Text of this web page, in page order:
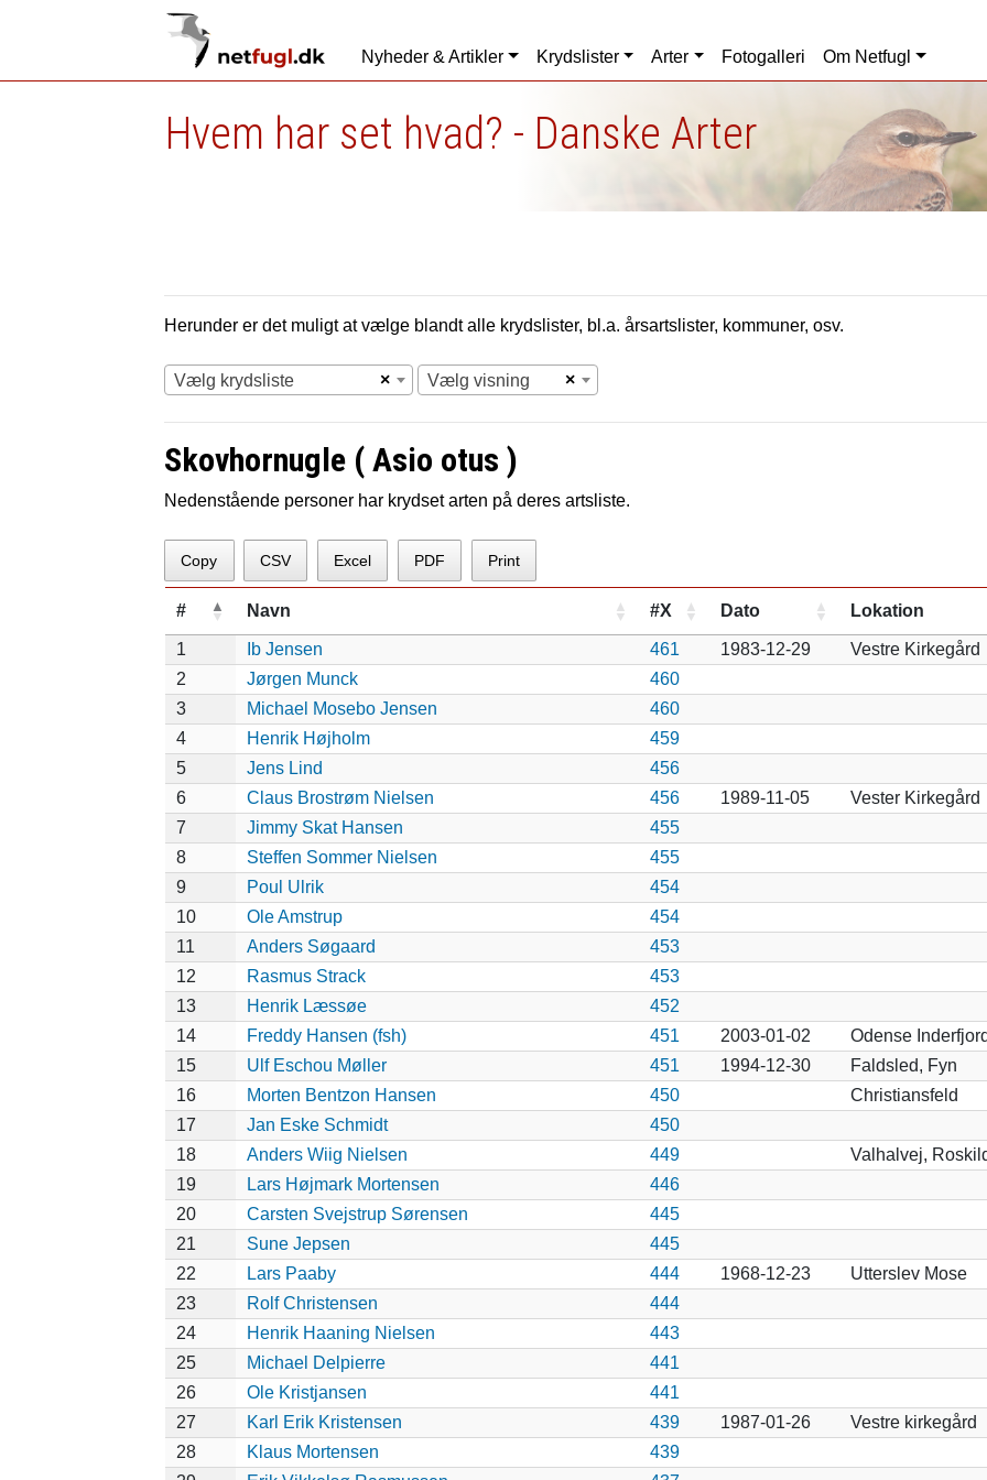
Nyheder & Artikler Krydslister Arter Fotogalleri Om Netfugl
Hvem har set hvad? - Danske Arter
Herunder er det muligt at vælge blandt alle krydslister, bl.a. årsartslister, kommuner, osv.
×
Vælg krydsliste ×
Vælg visning
Skovhornugle ( Asio otus )
Nedenstående personer har krydset arten på deres artsliste.
Copy CSV Excel PDF Print
# Navn #X Dato Lokation
1 Ib Jensen 461 1983-12-29
Vestre Kirkegård
2
Jørgen Munck
460
3
Michael Mosebo Jensen
460
4
Henrik Højholm
459
5
Jens Lind
456
6
Claus Brostrøm Nielsen 456 1989-11-05
Vester Kirkegård
7
Jimmy Skat Hansen
455
8
Steffen Sommer Nielsen
455
9
Poul Ulrik
454
10
Ole Amstrup
454
11
Anders Søgaard
453
12
Rasmus Strack
453
13
Henrik Læssøe
452
14
Freddy Hansen (fsh) 451 2003-01-02
Odense
15
Ulf Eschou Møller 451 1994-12-30
Faldsled, Fyn
16
Morten Bentzon Hansen 450
Christiansfeld
17
Jan Eske Schmidt
450
18
Anders Wiig Nielsen 449
Valhalvej,
19
Lars Højmark Mortensen
446
20
Carsten Svejstrup Sørensen
445
21
Sune Jepsen
445
22
Lars Paaby 444 1968-12-23
Utterslev Mose
23
Rolf Christensen
444
24
Henrik Haaning Nielsen
443
25
Michael Delpierre
441
26
Ole Kristjansen
441
27
Karl Erik Kristensen 439 1987-01-26
Vestre kirkegård
28
Klaus Mortensen
439